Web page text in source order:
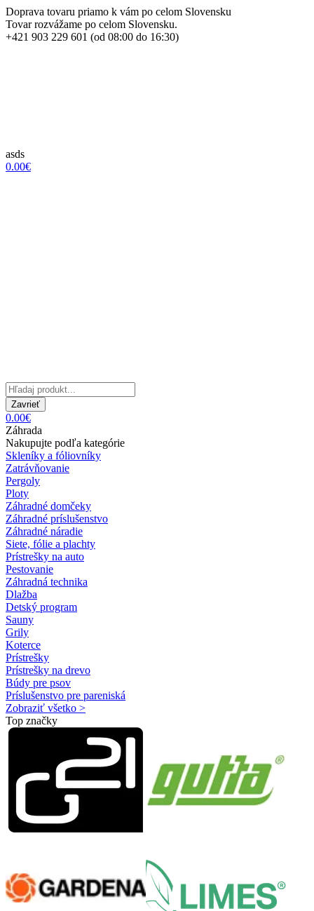
Doprava tovaru priamo k vám po celom Slovensku
Tovar rozvážame po celom Slovensku.
+421 903 229 601 (od 08:00 do 16:30)
asds
0.00€
Zavrieť
0.00€
Záhrada
Nakupujte podľa kategórie
Skleníky a fóliovníky
Zatrávňovanie
Pergoly
Ploty
Záhradné domčeky
Záhradné príslušenstvo
Záhradné náradie
Siete, fólie a plachty
Prístrešky na auto
Pestovanie
Záhradná technika
Dlažba
Detský program
Sauny
Grily
Koterce
Prístrešky
Prístrešky na drevo
Búdy pre psov
Príslušenstvo pre pareniská
Zobraziť všetko >
Top značky